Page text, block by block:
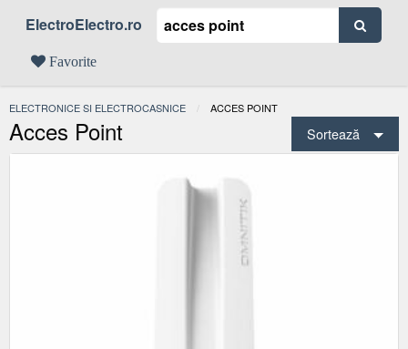
ElectroElectro.ro
Favorite
ELECTRONICE SI ELECTROCASNICE ACTUAL:
ACCES POINT
Acces Point Sortează